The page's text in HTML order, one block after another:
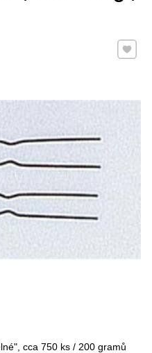
cca 750 ks / 200 gramů
Přidat